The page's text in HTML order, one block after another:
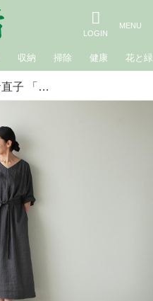
収納 掃除 健康 花と緑
『天然生活』 × 板倉直子 「HAND ROOM WOMEN’S」のヘリンボーンリネンワンピース